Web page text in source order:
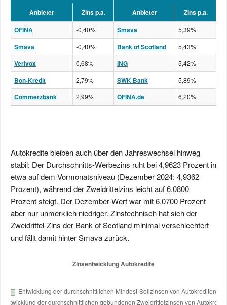
Anbieter Zins p.a. Anbieter
Zins p.a.
OFINA
-0,40% Smava 5,39%
Smava -0,40% Bank of Scotland 5,43%
Verivox 0,68% ING 5,42%
Bon-Kredit 2,79% SWK Bank 5,89%
Commerzbank 2,99% OFINA.de 6,20%
Autokredite bleiben auch über den Jahreswechsel hinweg
stabil: Der Durchschnitts-Werbezins ruht bei 4,9623 Prozent in
etwa auf dem Vormonatsniveau (Dezember 2024: 4,9362
Prozent), während der Zweidrittelzins leicht auf 6,0800
Prozent steigt. Der Dezember-Wert war mit 6,0700 Prozent
aber nur unmerklich niedriger. Zinstechnisch hat sich der
Zweidrittel-Zins der Bank of Scotland minimal verschlechtert
und fällt damit hinter Smava zurück.